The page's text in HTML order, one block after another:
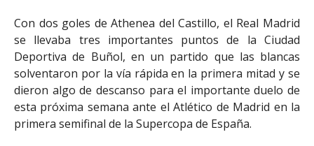
Con dos goles de Athenea del Castillo, el Real Madrid
se llevaba tres importantes puntos de la Ciudad
Deportiva de Buñol, en un partido que las blancas
solventaron por la vía rápida en la primera mitad y se
dieron algo de descanso para el importante duelo de
esta próxima semana ante el Atlético de Madrid en la
primera semifinal de la Supercopa de España.